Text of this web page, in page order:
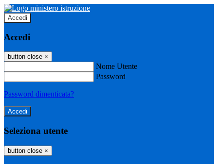
Accedi
Accedi
button close ×
Nome Utente
Password
Password dimenticata?
Seleziona utente
button close ×